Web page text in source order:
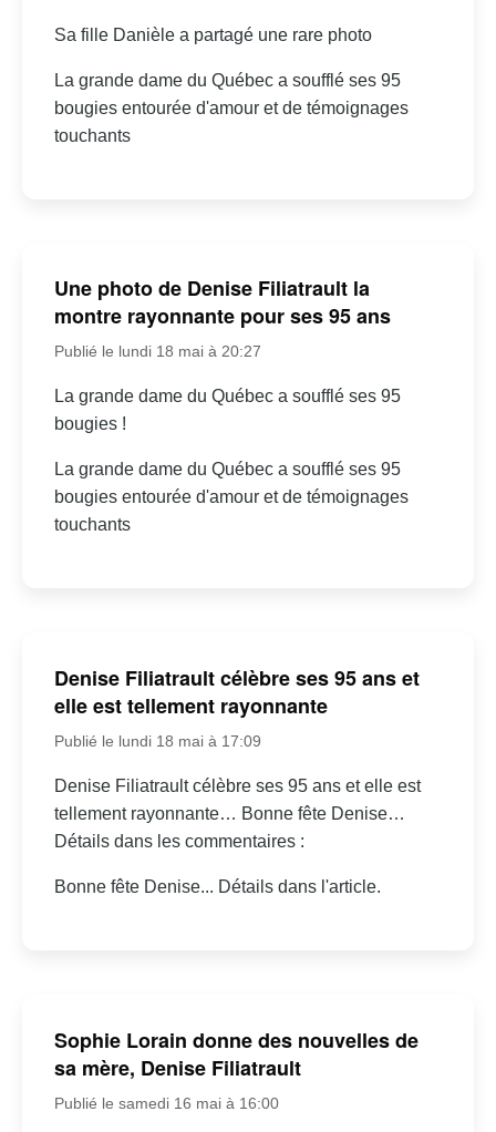
Sa fille Danièle a partagé une rare photo
La grande dame du Québec a soufflé ses 95
bougies entourée d'amour et de témoignages
touchants
Une photo de Denise Filiatrault la
montre rayonnante pour ses 95 ans
Publié le lundi 18 mai à 20:27
La grande dame du Québec a soufflé ses 95
bougies !
La grande dame du Québec a soufflé ses 95
bougies entourée d'amour et de témoignages
touchants
Denise Filiatrault célèbre ses 95 ans et
elle est tellement rayonnante
Publié le lundi 18 mai à 17:09
Denise Filiatrault célèbre ses 95 ans et elle est
tellement rayonnante… Bonne fête Denise…
Détails dans les commentaires :
Bonne fête Denise... Détails dans l'article.
Sophie Lorain donne des nouvelles de
sa mère, Denise Filiatrault
Publié le samedi 16 mai à 16:00